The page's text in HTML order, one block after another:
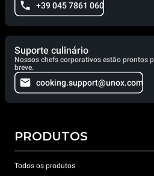
+39 045 7861 060
Suporte culinário
Nossos chefs corporativos estão prontos
breve.
cooking.support@unox.com
PRODUTOS
Todos os produtos